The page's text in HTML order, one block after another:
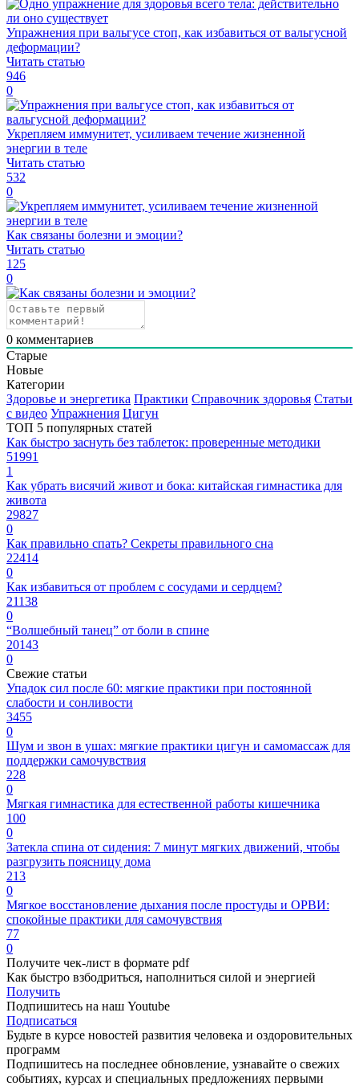
Упражнения при вальгусе стоп, как избавиться от вальгусной
деформации?
Читать статью
946
0
Укрепляем иммунитет, усиливаем течение жизненной
энергии в теле
Читать статью
532
0
Как связаны болезни и эмоции?
Читать статью
125
0
0 комментариев
Старые
Новые
Категории
Здоровье и энергетика Практики Справочник здоровья Статьи
с видео Упражнения Цигун
ТОП 5 популярных статей
Как быстро заснуть без таблеток: проверенные методики
51991
1
Как убрать висячий живот и бока: китайская гимнастика для
живота
29827
0
Как правильно спать? Секреты правильного сна
22414
0
Как избавиться от проблем с сосудами и сердцем?
21138
0
“Волшебный танец” от боли в спине
20143
0
Свежие статьи
Упадок сил после 60: мягкие практики при постоянной
слабости и сонливости
3455
0
Шум и звон в ушах: мягкие практики цигун и самомассаж для
поддержки самочувствия
228
0
Мягкая гимнастика для естественной работы кишечника
100
0
Затекла спина от сидения: 7 минут мягких движений, чтобы
разгрузить поясницу дома
213
0
Мягкое восстановление дыхания после простуды и ОРВИ:
спокойные практики для самочувствия
77
0
Получите чек-лист в формате pdf
Как быстро взбодриться, наполниться силой и энергией
Получить
Подпишитесь на наш Youtube
Подписаться
Будьте в курсе новостей развития человека и оздоровительных
программ
Подпишитесь на последнее обновление, узнавайте о свежих
событиях, курсах и специальных предложениях первыми